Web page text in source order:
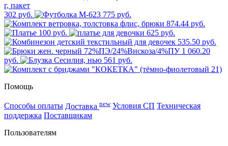
302 руб.
775 руб.
874.44 руб.
100 руб.
625 руб.
535.50 руб.
1 060.20
руб.
561 руб.
Помощь
Способы оплаты Доставка new Условия СП Техническая
поддержка Поставщикам
Пользователям